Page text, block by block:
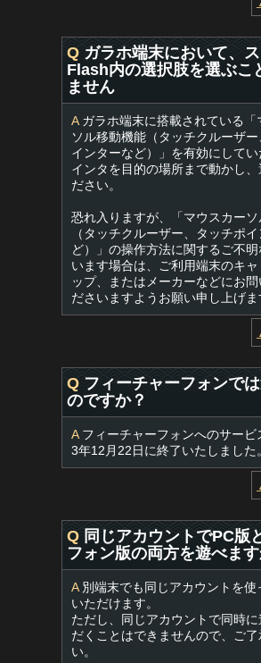
Q ガラホ端末において、
Flash内の選択肢を選ぶこ
ません
Aガラホ端末に搭載されている「
ソル移動機能（タッチクルーザ
インターなど）」を有効にして
インタを目的の場所まで動かし、
ださい。
恐れ入りますが、「マウスカー
（タッチクルーザー、タッチポ
ど）」の操作方法に関するご不
います場合は、ご利用端末のキャ
ップ、またはメーカーなどにお問
ださいますようお願い申し上げま
Q フィーチャーフォンで
のですか？
Aフィーチャーフォンへのサービ
3年12月22日に終了いたしました。
Q 同じアカウントでPC版
フォン版の両方を遊べます
A別端末でも同じアカウントを使
いただけます。
ただし、同じアカウントで同時に
だくことはできませんので、ご了
い。